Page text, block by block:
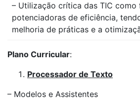
– Utilização crítica das TIC como
potenciadoras de eficiência,
melhoria de práticas e a
Plano Curricular:
Processador de Texto
– Modelos e Assistentes